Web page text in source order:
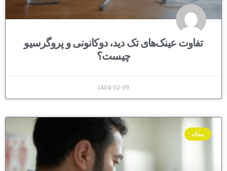
تفاوت عینک‌های تک دید، دوکانونی و پروگرسیو
چیست؟
1404-02-09
مقاله